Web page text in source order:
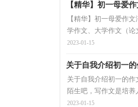
【精华】初一母爱
【精华】初一母爱作
学作文、大学作文（
2023-01-15
关于自我介绍初一
关于自我介绍初一的
陌生吧，写作文是培
2023-01-15